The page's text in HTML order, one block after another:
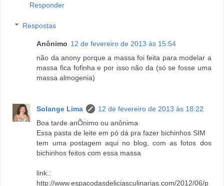
Responder
Respostas
Anônimo 12 de fevereiro de 2013 às 15:54
não da anony porque a massa foi feita para modelar a
massa fica fofinha e por isso não da (só se fosse uma
massa almogenia)
Solange Lima
12 de fevereiro de 2013 às 18:22
Boa tarde anÕnimo ou anônima
Essa pasta de leite em pó dá pra fazer bichinhos SIM
tem uma postagem aqui no blog, com as fotos dos
bichinhos feitos com essa massa
link.:
http://www.espacodasdeliciasculinarias.com/2012/06/p